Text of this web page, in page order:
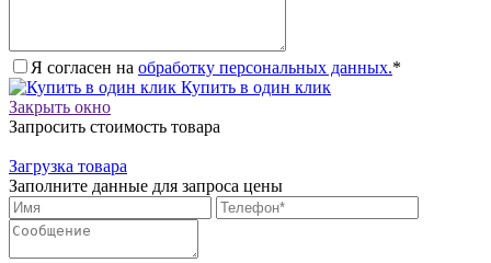
Я согласен на обработку персональных данных.*
Купить в один клик
Закрыть окно
Запросить стоимость товара
Загрузка товара
Заполните данные для запроса цены